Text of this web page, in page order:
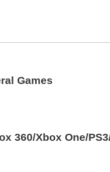
Games
360/Xbox One/